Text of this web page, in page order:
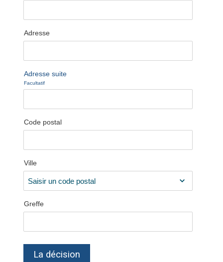
Adresse
Adresse suite
Facultatif
Code postal
Ville
Greffe
La décision